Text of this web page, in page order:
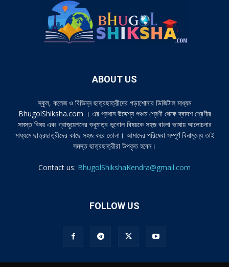
ABOUT US
স্কুল, কলেজ ও বিভিন্ন ছাত্রছাত্রীদের পড়াশোনার ডিজিটাল মাধ্যম
BhugolShiksha.com । এর প্রধান উদ্দেশ্য পঞ্চম শ্রেণী থেকে দ্বাদশ শ্রেণীর
সমস্ত বিষয় এবং গ্রাজুয়েশনের শুধুমাত্র ভূগোল বিষয়কে সহজ বাংলা ভাষায় আলোচনার
মাধ্যমে ছাত্রছাত্রীদের কাছে সহজ করে তোলা। আমাদের পরিষেবা সম্পূর্ণ বিনামূল্যে তাই
সমস্ত ছাত্রছাত্রীরা উপকৃত হবেন।
Contact us: BhugolShikshaKendra@gmail.com
FOLLOW US